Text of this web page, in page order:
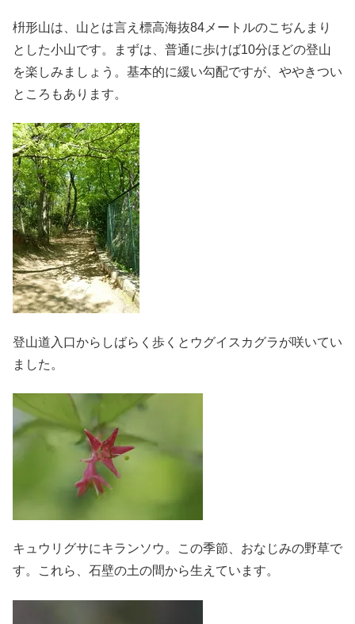
枡形山は、山とは言え標高海抜84メートルのこぢんまり
とした小山です。まずは、普通に歩けば10分ほどの登山
を楽しみましょう。基本的に緩い勾配ですが、ややきつい
ところもあります。
登山道入口からしばらく歩くとウグイスカグラが咲いてい
ました。
キュウリグサにキランソウ。この季節、おなじみの野草で
す。これら、石壁の土の間から生えています。